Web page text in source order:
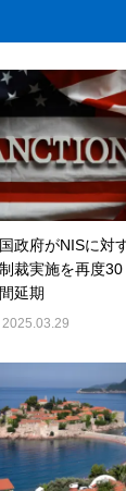
政府がNISに対
裁実施を再度30
延期
2025.03.29